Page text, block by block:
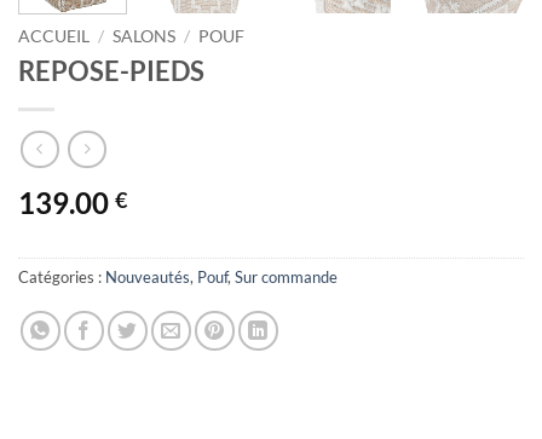
ACCUEIL / SALONS / POUF
REPOSE-PIEDS
139.00 €
Catégories : Nouveautés, Pouf, Sur commande